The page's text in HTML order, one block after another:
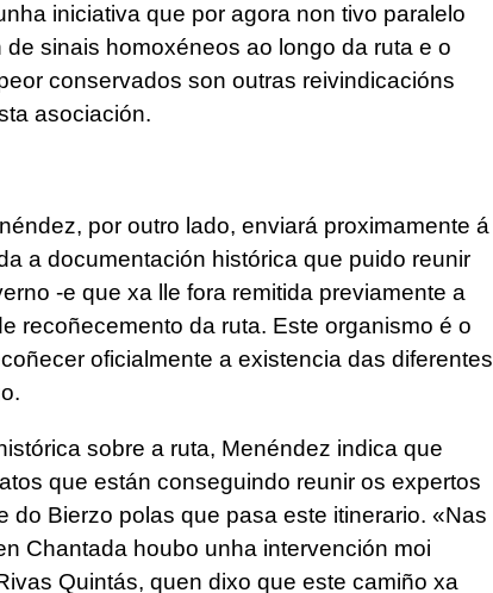
iniciativa que por agora non tivo paralelo
sinais homoxéneos ao longo da ruta e o
conservados son outras reivindicacións
asociación.
por outro lado, enviará proximamente á
a documentación histórica que puido reunir
-e que xa lle fora remitida previamente a
recoñecemento da ruta. Este organismo é o
oficialmente a existencia das diferentes
sobre a ruta, Menéndez indica que
que están conseguindo reunir os expertos
do Bierzo polas que pasa este itinerario. «Nas
Chantada houbo unha intervención moi
Quintás, quen dixo que este camiño xa